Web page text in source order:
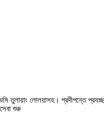
তুলায়াং লোলয়াসহ। প্রদীপন্তে
শুরু